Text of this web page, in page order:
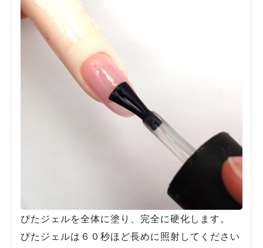
ぴたジェルを全体に塗り、完全に硬化します。
ぴたジェルは６０秒ほど長めに照射してください